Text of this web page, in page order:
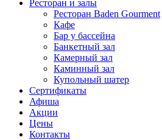
Ресторан и залы
Ресторан Baden Gourment
Кафе
Бар у бассейна
Банкетный зал
Камерный зал
Каминный зал
Купольный шатер
Сертификаты
Афиша
Акции
Цены
Контакты